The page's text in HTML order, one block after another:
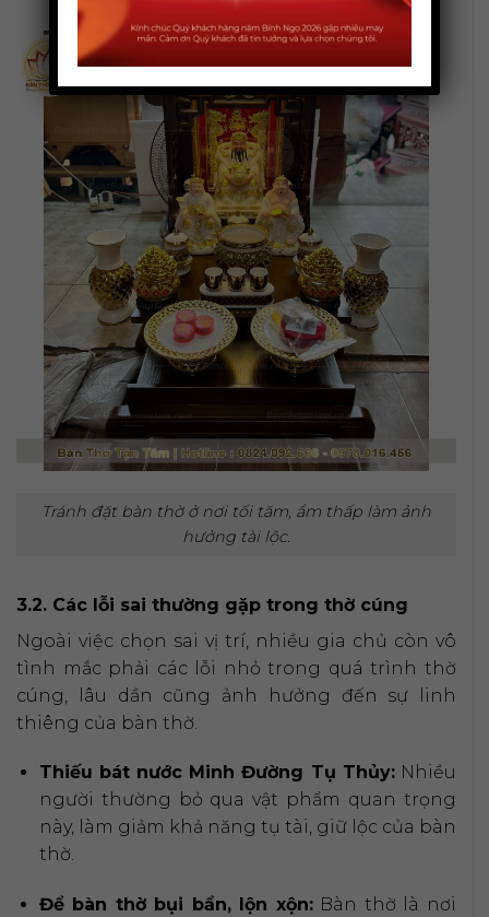
Tránh đặt bàn thờ ở nơi tối tăm, ẩm thấp làm ảnh
hưởng tài lộc.
3.2. Các lỗi sai thường gặp trong thờ cúng
Ngoài việc chọn sai vị trí, nhiều gia chủ còn vô
tình mắc phải các lỗi nhỏ trong quá trình thờ
cúng, lâu dần cũng ảnh hưởng đến sự linh
thiêng của bàn thờ.
Thiếu bát nước Minh Đường Tụ Thủy:Nhiều
người thường bỏ qua vật phẩm quan trọng
này, làm giảm khả năng tụ tài, giữ lộc của bàn
thờ.
Để bàn thờ bụi bẩn, lộn xộn:Bàn thờ là nơi